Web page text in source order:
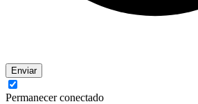
Enviar
Permanecer conectado